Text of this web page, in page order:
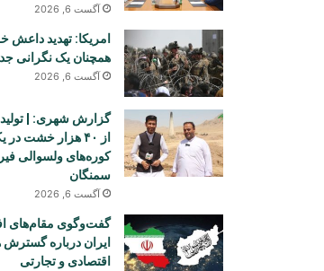
آگست 6, 2026
امریکا: تهدید داعش
همچنان یک نگرانی
آگست 6, 2026
گزارش شهری: |
از ۴۰ هزار خشت در
کوره‌های ولسوالی
سمنگان
آگست 6, 2026
گفت‌وگوی مقام‌های
ایران درباره
اقتصادی و تجارتی